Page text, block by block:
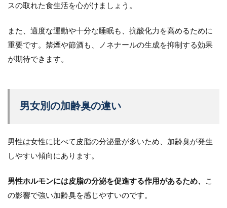
スの取れた食生活を心がけましょう。
また、適度な運動や十分な睡眠も、抗酸化力を高めるために
重要です。禁煙や節酒も、ノネナールの生成を抑制する効果
が期待できます。
男女別の加齢臭の違い
男性は女性に比べて皮脂の分泌量が多いため、加齢臭が発生
しやすい傾向にあります。
男性ホルモンには皮脂の分泌を促進する作用があるため、
こ
の影響で強い加齢臭を感じやすいのです。